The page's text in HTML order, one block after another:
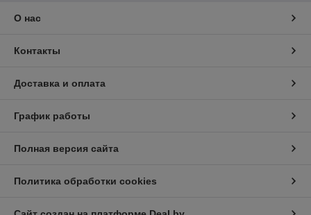
О нас
Контакты
Доставка и оплата
График работы
Полная версия сайта
Политика обработки cookies